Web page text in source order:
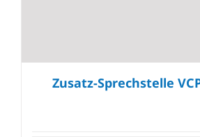
Zusatz-Sprechstelle